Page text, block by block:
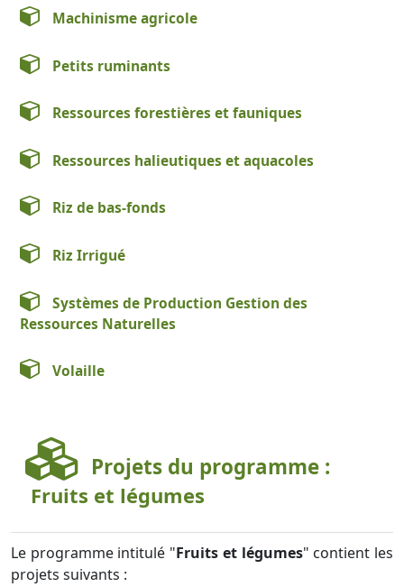
Machinisme agricole
Petits ruminants
Ressources forestières et fauniques
Ressources halieutiques et aquacoles
Riz de bas-fonds
Riz Irrigué
Systèmes de Production Gestion des
Ressources Naturelles
Volaille
Projets du programme :
Fruits et légumes
Le programme intitulé "Fruits et légumes" contient les
projets suivants :